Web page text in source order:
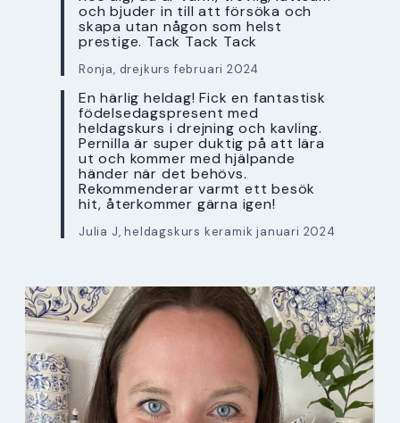
och bjuder in till att försöka och
skapa utan någon som helst
prestige. Tack Tack Tack
Ronja, drejkurs februari 2024
En härlig heldag! Fick en fantastisk
födelsedagspresent med
heldagskurs i drejning och kavling.
Pernilla är super duktig på att lära
ut och kommer med hjälpande
händer när det behövs.
Rekommenderar varmt ett besök
hit, återkommer gärna igen!
Julia J, heldagskurs keramik januari 2024